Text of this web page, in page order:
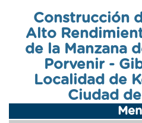
ayuda
a
la
navegación
Construcción
Alto
de la Manzana
Porvenir -
Localidad de
Ciudad